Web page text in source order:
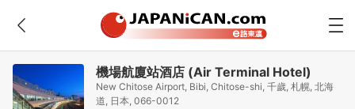
機場航廈站酒店 (Air Terminal Hotel)
New Chitose Airport, Bibi, Chitose-shi, 千歲, 札幌, 北海
道, 日本, 066-0012